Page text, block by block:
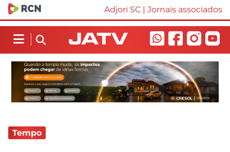
Adjori SC | Jornais associados
Tempo